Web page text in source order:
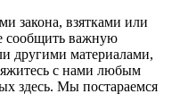
закона, взятками или
сообщить важную
другими материалами,
с нами любым
здесь. Мы постараемся